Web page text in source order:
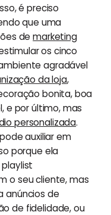
é preciso
que uma
demarketing
os cinco
agradável
da loja,
bonita, boa
e por último, mas
personalizada.
auxiliar em
porque ela
o seu cliente, mas
anúncios de
de fidelidade, ou